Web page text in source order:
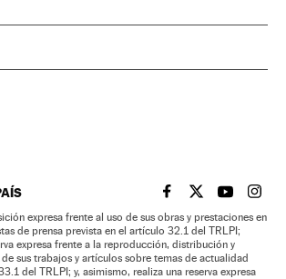
EL PAÍS BRASIL EN
EL PAÍSEL PAÍS
EL
expresa frente al uso de sus obras y prestaciones en
de prensa prevista en el artículo 32.1 del TRLPI;
expresa frente a la reproducción, distribución y
sus trabajos y artículos sobre temas de actualidad
del TRLPI; y, asimismo, realiza una reserva expresa